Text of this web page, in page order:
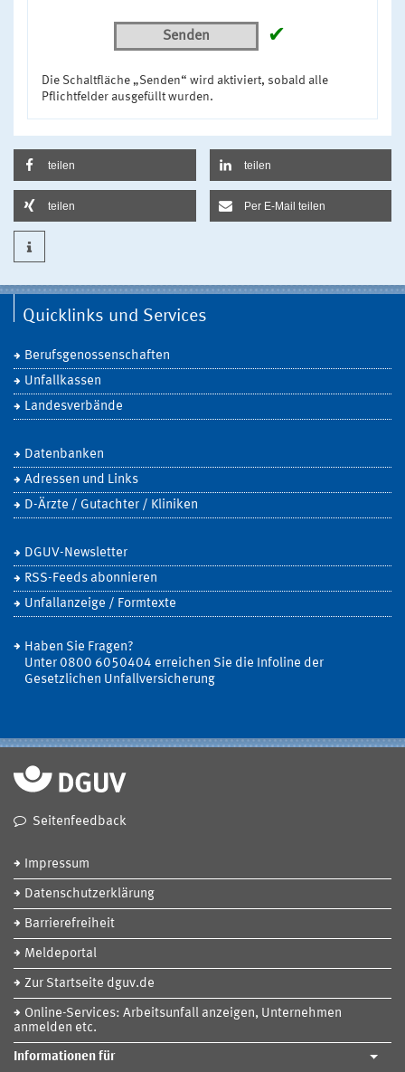
Senden ✔
Die Schaltfläche „Senden“ wird aktiviert, sobald alle
Pflichtfelder ausgefüllt wurden.
teilen teilen
teilen Per E-Mail teilen
Quicklinks und Services
Berufsgenossenschaften
Unfallkassen
Landesverbände
Datenbanken
Adressen und Links
D-Ärzte / Gutachter / Kliniken
DGUV-Newsletter
RSS-Feeds abonnieren
Unfallanzeige / Formtexte
Haben Sie Fragen?
Unter 0800 6050404 erreichen Sie die Infoline der
Gesetzlichen Unfallversicherung
Seitenfeedback
Impressum
Datenschutzerklärung
Barrierefreiheit
Meldeportal
Zur Startseite dguv.de
Online-Services: Arbeitsunfall anzeigen, Unternehmen
anmelden etc.
Informationen für